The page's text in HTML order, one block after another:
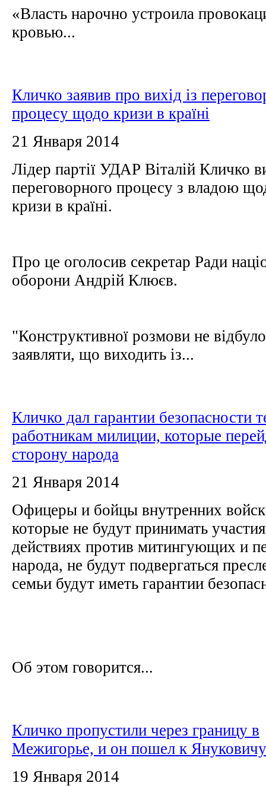
«Власть нарочно устроила
кровью...
Кличко заявив про вихід із
процесу щодо кризи в країні
21 Января 2014
Лідер партії УДАР Віталій Кличко
переговорного процесу з владою
кризи в країні.
Про це оголосив секретар Ради
оборони Андрій Клюєв.
"Конструктивної розмови не
заявляти, що виходить із...
Кличко дал гарантии безопасности
работникам милиции, которые
сторону народа
21 Января 2014
Офицеры и бойцы внутренних
которые не будут принимать
действиях против митингующих и
народа, не будут подвергаться
семьи будут иметь гарантии
Об этом говорится...
Кличко пропустили через границу в
Межигорье, и он пошел к Януковичу
19 Января 2014